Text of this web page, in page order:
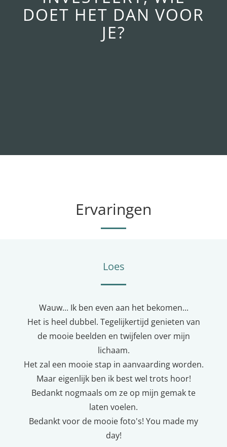
DOET HET DAN VOOR
JE?
Ervaringen
Loes
Wauw... Ik ben even aan het bekomen...
Het is heel dubbel. Tegelijkertijd genieten van
de mooie beelden en twijfelen over mijn
lichaam.
Het zal een mooie stap in aanvaarding worden.
Maar eigenlijk ben ik best wel trots hoor!
Bedankt nogmaals om ze op mijn gemak te
laten voelen.
Bedankt voor de mooie foto's! You made my
day!